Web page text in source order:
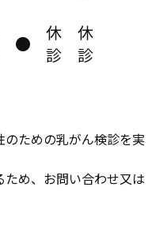
●
休
診
休
診
ための乳がん検診を実
め、お問い合わせ又は